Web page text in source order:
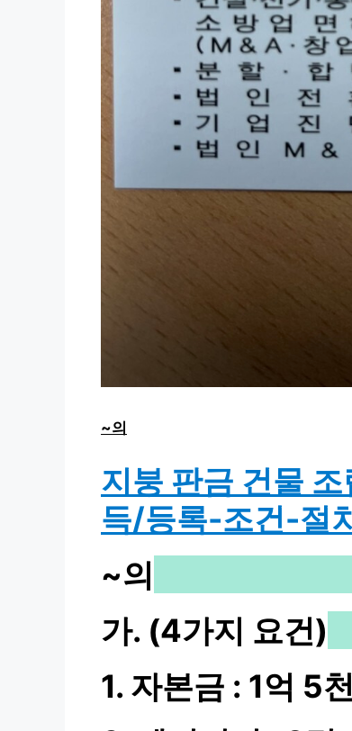
~의
지붕 판금 건물
득/등록-조건-절
~의
가. (4가지 요건)
1. 자본금 : 1억 5